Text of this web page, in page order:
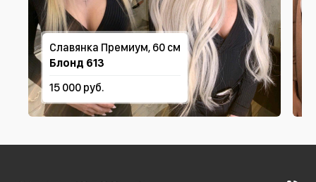
Славянка Премиум, 60 см
Блонд 613
15 000 руб.